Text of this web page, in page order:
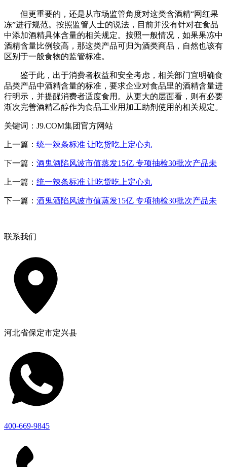
但更重要的，还是从市场监管角度对这类含酒精“网红果
冻”进行规范。按照监管人士的说法，目前并没有针对在食品
中添加酒精具体含量的相关规定。按照一般情况，如果果冻中
酒精含量比例较高，那这类产品可归为酒类商品，自然也该有
区别于一般食物的监管标准。
鉴于此，出于消费者权益和安全考虑，相关部门宜明确食
品类产品中酒精含量的标准，要求企业对食品里的酒精含量进
行明示，并提醒消费者适度食用。从更大的层面看，则有必要
渐次完善酒精乙醇作为食品工业用加工助剂使用的相关规定。
关键词：J9.COM集团官方网站
上一篇： 统一辣条标准 让吃货吃上定心丸
下一篇： 酒鬼酒陷风波市值蒸发15亿 专项抽检30批次产品未
上一篇： 统一辣条标准 让吃货吃上定心丸
下一篇： 酒鬼酒陷风波市值蒸发15亿 专项抽检30批次产品未
联系我们
河北省保定市定兴县
400-669-9845